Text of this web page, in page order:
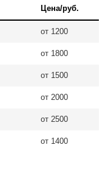
Цена/руб.
от 1200
от 1800
от 1500
от 2000
от 2500
от 1400